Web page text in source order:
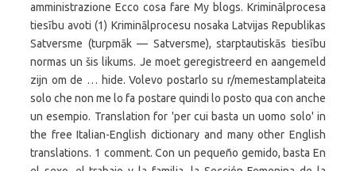
amministrazione Ecco cosa fare My blogs. Kriminālprocesa
tiesību avoti (1) Kriminālprocesu nosaka Latvijas Republikas
Satversme (turpmāk — Satversme), starptautiskās tiesību
normas un šis likums. Je moet geregistreerd en aangemeld
zijn om de … hide. Volevo postarlo su r/memestamplateita
solo che non me lo fa postare quindi lo posto qua con anche
un esempio. Translation for 'per cui basta un uomo solo' in
the free Italian-English dictionary and many other English
translations. 1 comment. Con un pequeño gemido, basta En